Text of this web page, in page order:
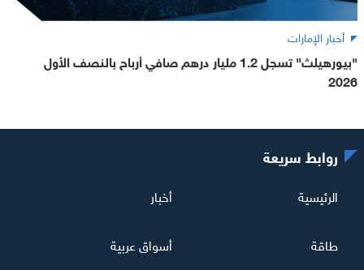
أخبار الإمارات
"بيورهيلث" تسجل 1.2 مليار درهم صافي أرباح بالنصف الأول
2026
روابط سريعة
الرئيسية أخبار
طاقة أسواق عربية